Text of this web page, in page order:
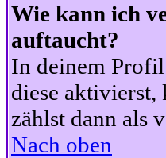
Wie kann ich
auftaucht?
In deinem
diese
zählst dann als
Nach oben